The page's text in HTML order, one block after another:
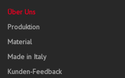
Über Uns
Produktion
Material
Made in Italy
Kunden-Feedback